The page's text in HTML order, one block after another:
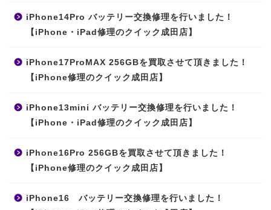
iPhone14Pro バッテリー交換修理を行いました！
【iPhone・iPad修理のクイック成田店】
iPhone17ProMAX 256GBを買取させて頂きました！
【iPhone修理のクイック成田店】
iPhone13mini バッテリー交換修理を行いました！
【iPhone・iPad修理のクイック成田店】
iPhone16Pro 256GBを買取させて頂きました！
【iPhone修理のクイック成田店】
iPhone16 バッテリー交換修理を行いました！